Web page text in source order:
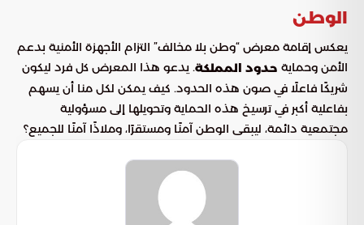
الوطن
يعكس إقامة معرض “وطن بلا مخالف” التزام الأجهزة الأمنية بدعم
الأمن وحماية حدود المملكة. يدعو هذا المعرض كل فرد ليكون
شريكًا فاعلًا في صون هذه الحدود. كيف يمكن لكل منا أن يسهم
بفاعلية أكبر في ترسيخ هذه الحماية وتحويلها إلى مسؤولية
مجتمعية دائمة، ليبقى الوطن آمنًا ومستقرًا، وملاذًا آمنًا للجميع؟